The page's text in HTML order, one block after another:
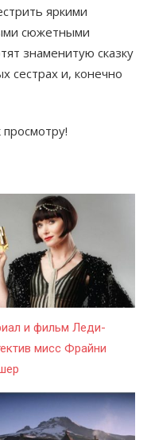
яркими
сюжетными
знаменитую сказку
сестрах и, конечно
и фильм Леди-
мисс Фрайни